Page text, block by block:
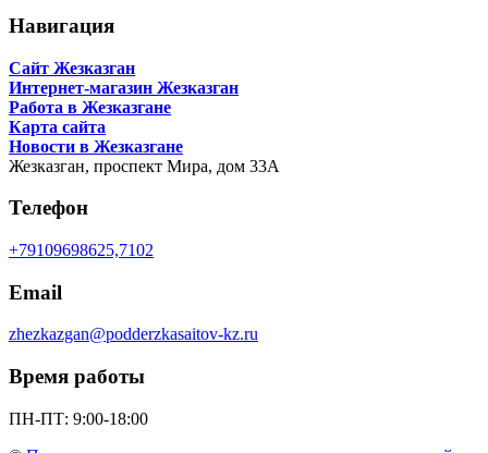
Навигация
Сайт Жезказган
Интернет-магазин Жезказган
Работа в Жезказгане
Карта сайта
Новости в Жезказгане
Жезказган, проспект Мира, дом 33А
Телефон
+79109698625,7102
Email
zhezkazgan@podderzkasaitov-kz.ru
Время работы
ПН-ПТ: 9:00-18:00